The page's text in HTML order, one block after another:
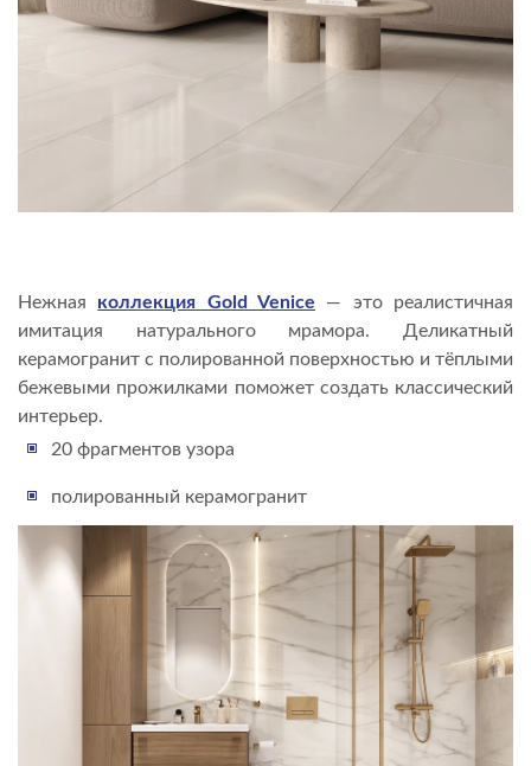
Нежная коллекция Gold Venice — это реалистичная
имитация натурального мрамора. Деликатный
керамогранит с полированной поверхностью и тёплыми
бежевыми прожилками поможет создать классический
интерьер.
20 фрагментов узора
полированный керамогранит